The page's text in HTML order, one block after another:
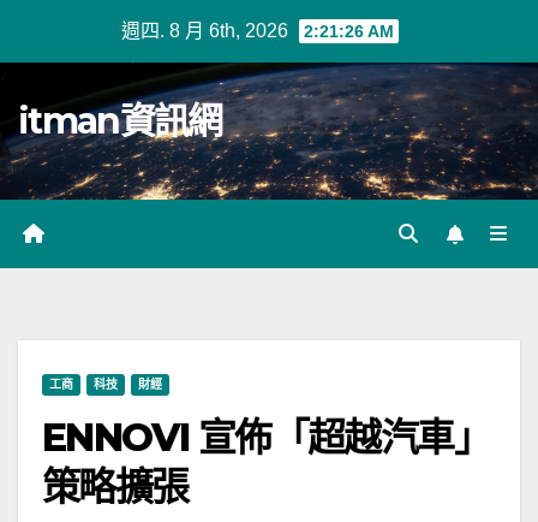
週四. 8 月 6th, 2026 2:21:26 AM
itman資訊網
工商 科技 財經
ENNOVI 宣佈「超越汽車」
策略擴張